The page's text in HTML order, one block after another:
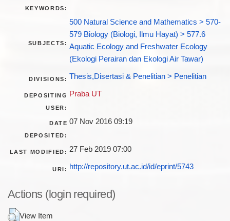
KEYWORDS:
SUBJECTS:
500 Natural Science and Mathematics > 570-
579 Biology (Biologi, Ilmu Hayat) > 577.6
Aquatic Ecology and Freshwater Ecology
(Ekologi Perairan dan Ekologi Air Tawar)
DIVISIONS: Thesis,Disertasi & Penelitian > Penelitian
DEPOSITING
USER:
Praba UT
DATE
DEPOSITED:
07 Nov 2016 09:19
LAST MODIFIED: 27 Feb 2019 07:00
URI: http://repository.ut.ac.id/id/eprint/5743
Actions (login required)
View Item